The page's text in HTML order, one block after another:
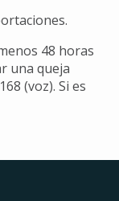
48 horas
una queja
(voz). Si es